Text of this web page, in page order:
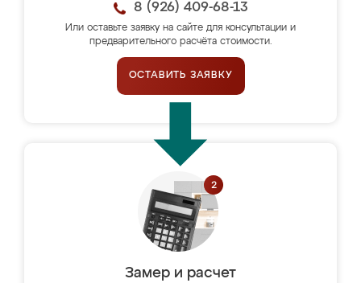
8 (926) 409-68-13
Или оставьте заявку на сайте для консультации и
предварительного расчёта стоимости.
ОСТАВИТЬ ЗАЯВКУ
Замер и расчет